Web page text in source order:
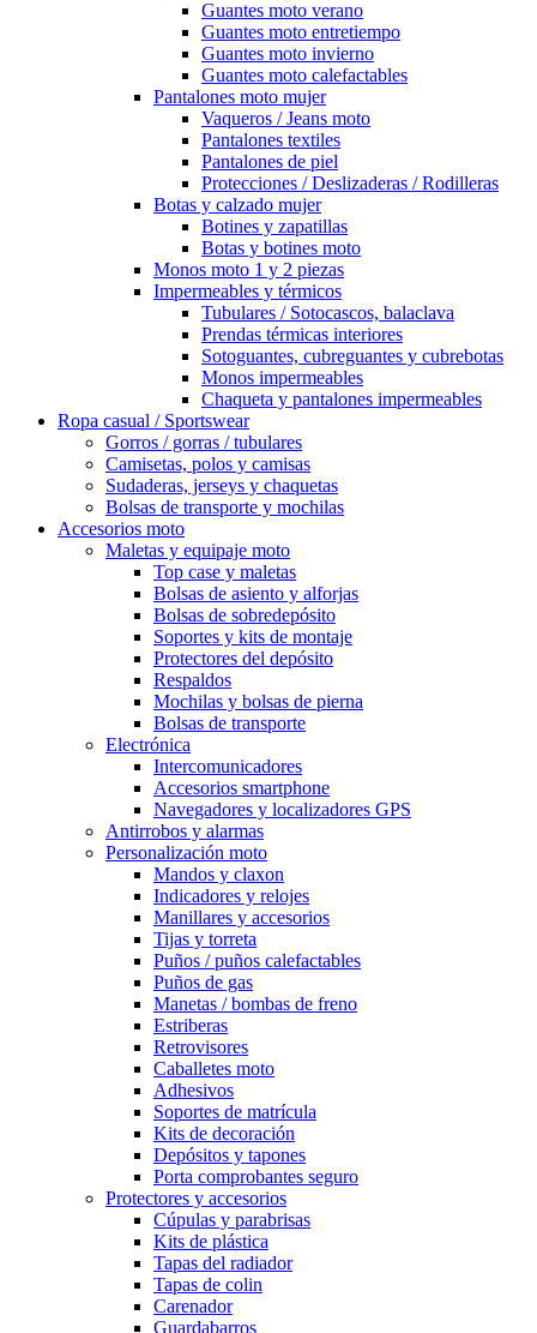
Guantes moto verano
Guantes moto entretiempo
Guantes moto invierno
Guantes moto calefactables
Pantalones moto mujer
Vaqueros / Jeans moto
Pantalones textiles
Pantalones de piel
Protecciones / Deslizaderas / Rodilleras
Botas y calzado mujer
Botines y zapatillas
Botas y botines moto
Monos moto 1 y 2 piezas
Impermeables y térmicos
Tubulares / Sotocascos, balaclava
Prendas térmicas interiores
Sotoguantes, cubreguantes y cubrebotas
Monos impermeables
Chaqueta y pantalones impermeables
Ropa casual / Sportswear
Gorros / gorras / tubulares
Camisetas, polos y camisas
Sudaderas, jerseys y chaquetas
Bolsas de transporte y mochilas
Accesorios moto
Maletas y equipaje moto
Top case y maletas
Bolsas de asiento y alforjas
Bolsas de sobredepósito
Soportes y kits de montaje
Protectores del depósito
Respaldos
Mochilas y bolsas de pierna
Bolsas de transporte
Electrónica
Intercomunicadores
Accesorios smartphone
Navegadores y localizadores GPS
Antirrobos y alarmas
Personalización moto
Mandos y claxon
Indicadores y relojes
Manillares y accesorios
Tijas y torreta
Puños / puños calefactables
Puños de gas
Manetas / bombas de freno
Estriberas
Retrovisores
Caballetes moto
Adhesivos
Soportes de matrícula
Kits de decoración
Depósitos y tapones
Porta comprobantes seguro
Protectores y accesorios
Cúpulas y parabrisas
Kits de plástica
Tapas del radiador
Tapas de colin
Carenador
Guardabarros